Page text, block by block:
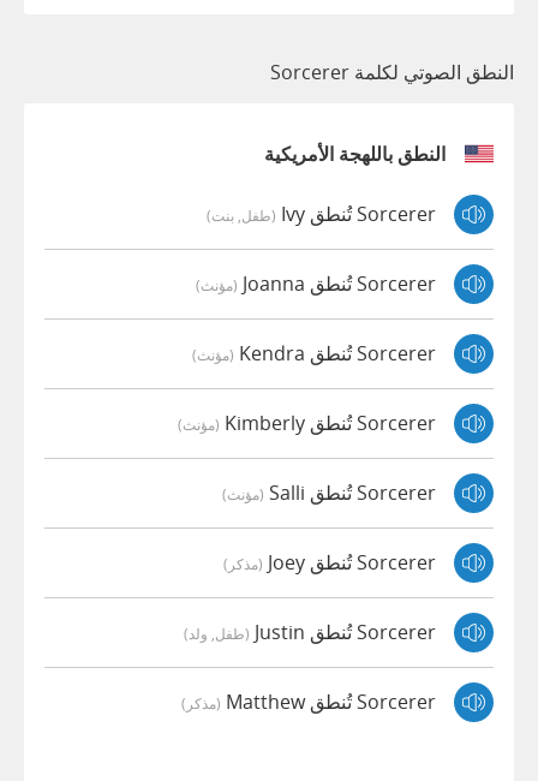
النطق الصوتي لكلمة Sorcerer
النطق باللهجة الأمريكية
Sorcerer تُنطق Ivy (طفل, بنت)
Sorcerer تُنطق Joanna (مؤنث)
Sorcerer تُنطق Kendra (مؤنث)
Sorcerer تُنطق Kimberly (مؤنث)
Sorcerer تُنطق Salli (مؤنث)
Sorcerer تُنطق Joey (مذكر)
Sorcerer تُنطق Justin (طفل, ولد)
Sorcerer تُنطق Matthew (مذكر)